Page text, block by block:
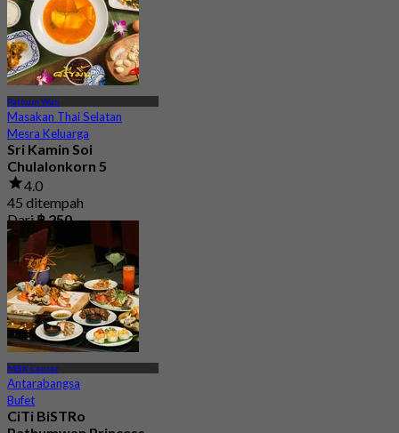
Pathum Wan
Masakan Thai Selatan
Mesra Keluarga
Sri Kamin Soi
Chulalonkorn 5
4.0
45 ditempah
Dari฿ 250
MBK Center
Antarabangsa
Bufet
CiTi BiSTRo